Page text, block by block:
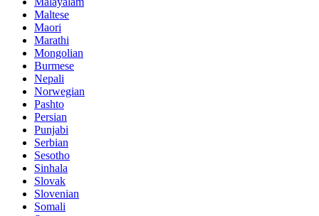
Maltese
Maori
Marathi
Mongolian
Burmese
Nepali
Norwegian
Pashto
Persian
Punjabi
Serbian
Sesotho
Sinhala
Slovak
Slovenian
Somali